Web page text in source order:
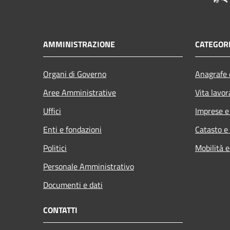
AMMINISTRAZIONE
Organi di Governo
Aree Amministrative
Uffici
Enti e fondazioni
Politici
Personale Amministrativo
Documenti e dati
Vita
Imprese
Catasto
Mobilità
CONTATTI